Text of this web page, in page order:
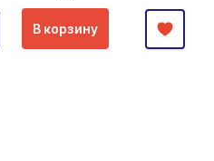
В корзину